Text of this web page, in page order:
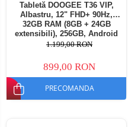
Tabletă DOOGEE T36 VIP,
Albastru, 12" FHD+ 90Hz,
32GB RAM (8GB + 24GB
extensibili), 256GB, Android
15, 8800mAh, Dual SIM
1.199,00 RON
899,00 RON
PRECOMANDA